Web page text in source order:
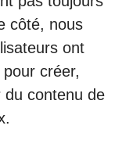
côté, nous
ont
pour créer,
du contenu de